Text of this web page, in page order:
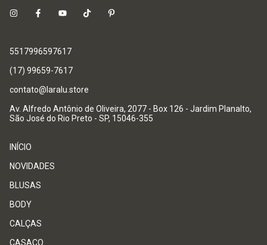
5517996597617
(17) 99659-7617
contato@laralu.store
Av. Alfredo Antônio de Oliveira, 2077 - Box 126 - Jardim Planalto,
São José do Rio Preto - SP, 15046-355
INÍCIO
NOVIDADES
BLUSAS
BODY
CALÇAS
CASACO